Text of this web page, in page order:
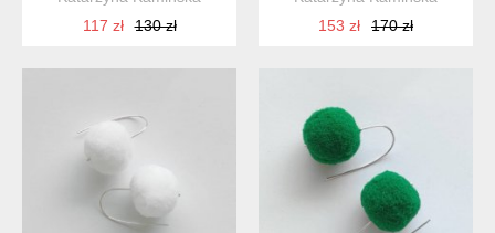
117 zł
130 zł
153 zł
170 zł